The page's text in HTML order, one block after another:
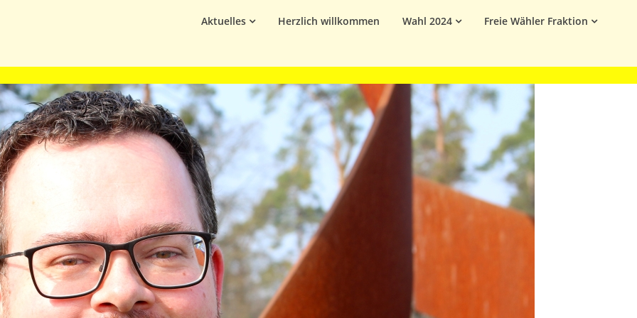
Aktuelles Herzlich willkommen Wahl 2024 Freie Wähler Fraktion